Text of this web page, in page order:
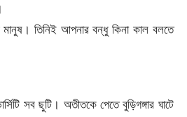
মানুষ। তিনিই আপনার বন্ধু কিনা কাল বলতে
সব ছুটি। অতীতকে পেতে বুড়িগঙ্গার ঘাটে